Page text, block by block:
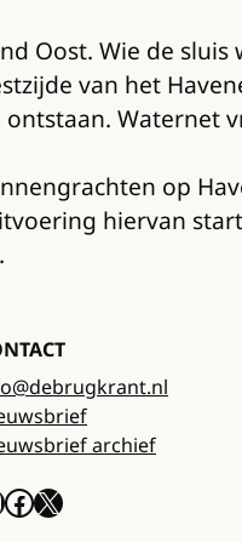
Oost. Wie de
van het
Waternet
op
hiervan
archief
Facebook X